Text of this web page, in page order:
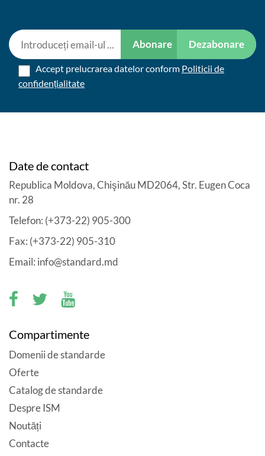
Abonare Dezabonare
Accept prelucrarea datelor conform Politicii de
confidențialitate
Date de contact
Republica Moldova, Chişinău MD2064, Str. Eugen Coca
nr. 28
Telefon: (+373-22) 905-300
Fax: (+373-22) 905-310
Email: info@standard.md
Compartimente
Domenii de standarde
Oferte
Catalog de standarde
Despre ISM
Noutăți
Contacte